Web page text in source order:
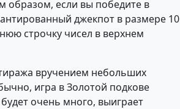
образом, если вы победите в
джекпот в размере 10
строчку чисел в верхнем
вручением небольших
игра в Золотой подкове
очень много, выиграет